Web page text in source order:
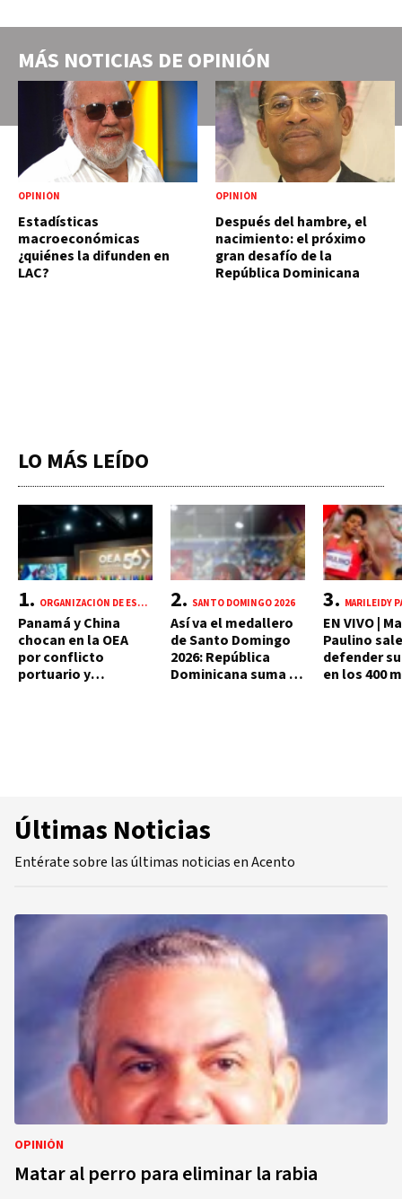
MÁS NOTICIAS DE OPINIÓN
OPINIÓN
Estadísticas
macroeconómicas
¿quiénes la difunden en
LAC?
OPINIÓN
Después del hambre, el
nacimiento: el próximo
gran desafío de la
República Dominicana
LO MÁS LEÍDO
ORGANIZACIÓN DE ESTADOS AMERICANOS (OEA)
Panamá y China
chocan en la OEA
por conflicto
portuario y
SANTO DOMINGO 2026
Así va el medallero
de Santo Domingo
2026: República
Dominicana suma 18
MARILEIDY
EN VIVO |
Paulino
defender
en los 400